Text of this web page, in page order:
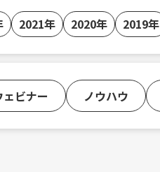
2021年 2020年 2019年
ビナー ノウハウ